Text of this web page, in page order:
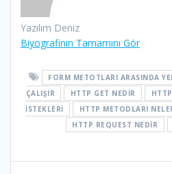
Yazılım Deniz
Biyografinin Tamamını Gör
FORM METOTLARI ARASINDA
ÇALIŞIR
HTTP GET NEDIR
İSTEKLERI
HTTP METODLARI
HTTP REQUEST NEDIR